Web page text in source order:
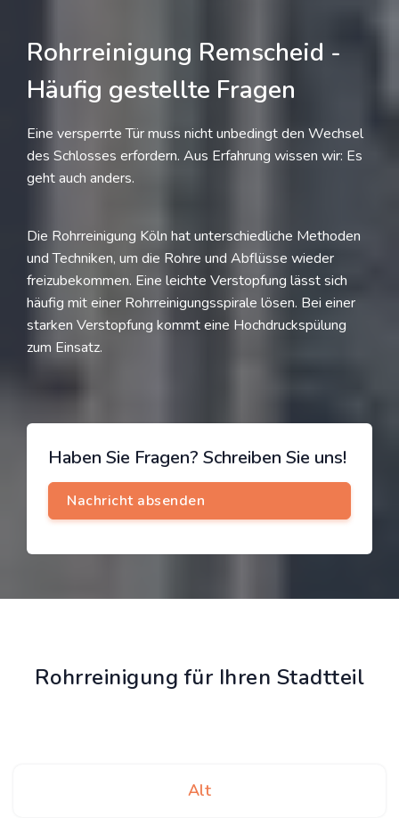
Rohrreinigung Remscheid -
Häufig gestellte Fragen
Eine versperrte Tür muss nicht unbedingt den Wechsel
des Schlosses erfordern. Aus Erfahrung wissen wir: Es
geht auch anders.
Die Rohrreinigung Köln hat unterschiedliche Methoden
und Techniken, um die Rohre und Abflüsse wieder
freizubekommen. Eine leichte Verstopfung lässt sich
häufig mit einer Rohrreinigungsspirale lösen. Bei einer
starken Verstopfung kommt eine Hochdruckspülung
zum Einsatz.
Haben Sie Fragen? Schreiben Sie uns!
Rohrreinigung für Ihren Stadtteil
Alt